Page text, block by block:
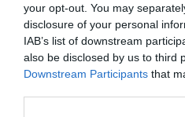
your opt-out. You may
disclosure of your personal
IAB’s list of downstream
also be disclosed by us to third
Downstream Participants that
FacebookTwitter
Aucun